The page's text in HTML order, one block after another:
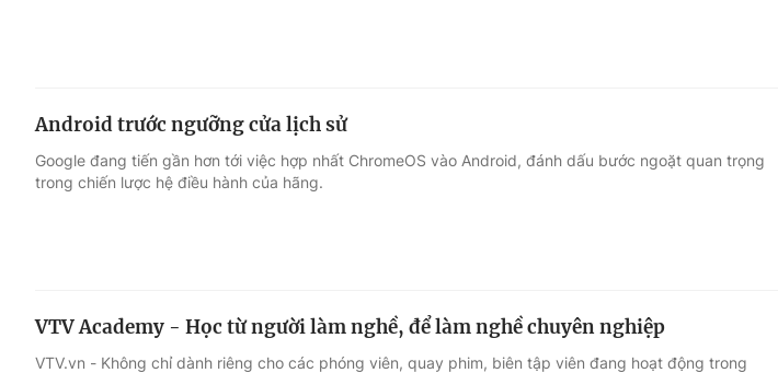
Android trước ngưỡng cửa lịch sử
Google đang tiến gần hơn tới việc hợp nhất ChromeOS vào Android, đánh dấu bước ngoặt quan trọng
trong chiến lược hệ điều hành của hãng.
VTV Academy - Học từ người làm nghề, để làm nghề chuyên nghiệp
VTV.vn - Không chỉ dành riêng cho các phóng viên, quay phim, biên tập viên đang hoạt động trong